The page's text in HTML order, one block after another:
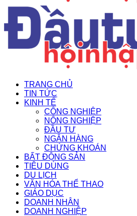
TRANG CHỦ
TIN TỨC
KINH TẾ
CÔNG NGHIỆP
NÔNG NGHIỆP
ĐẦU TƯ
NGÂN HÀNG
CHỨNG KHOÁN
BẤT ĐỘNG SẢN
TIÊU DÙNG
DU LỊCH
VĂN HÓA THỂ THAO
GIÁO DỤC
DOANH NHÂN
DOANH NGHIỆP